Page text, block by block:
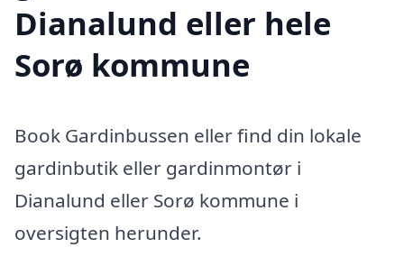
Dianalund eller hele
Sorø kommune
Book Gardinbussen eller find din lokale
gardinbutik eller gardinmontør i
Dianalund eller Sorø kommune i
oversigten herunder.